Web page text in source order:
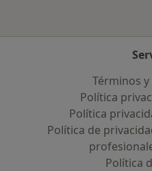
Términos
Política
Política
Política de
Política